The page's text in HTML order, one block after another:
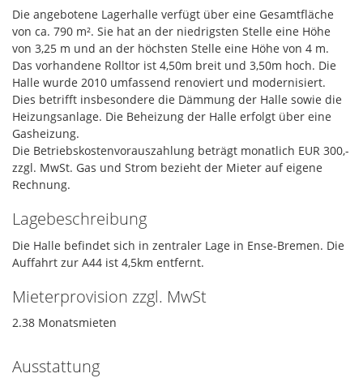
Die angebotene Lagerhalle verfügt über eine Gesamtfläche
von ca. 790 m². Sie hat an der niedrigsten Stelle eine Höhe
von 3,25 m und an der höchsten Stelle eine Höhe von 4 m.
Das vorhandene Rolltor ist 4,50m breit und 3,50m hoch. Die
Halle wurde 2010 umfassend renoviert und modernisiert.
Dies betrifft insbesondere die Dämmung der Halle sowie die
Heizungsanlage. Die Beheizung der Halle erfolgt über eine
Gasheizung.
Die Betriebskostenvorauszahlung beträgt monatlich EUR 300,-
zzgl. MwSt. Gas und Strom bezieht der Mieter auf eigene
Rechnung.
Lagebeschreibung
Die Halle befindet sich in zentraler Lage in Ense-Bremen. Die
Auffahrt zur A44 ist 4,5km entfernt.
Mieterprovision zzgl. MwSt
2.38 Monatsmieten
Ausstattung